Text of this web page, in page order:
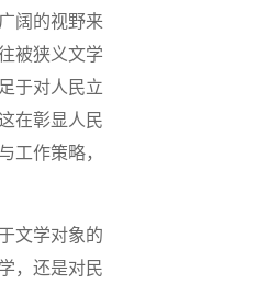
阔的视野来
被狭义文学
于对人民立
在彰显人民
工作策略，
文学对象的
，还是对民